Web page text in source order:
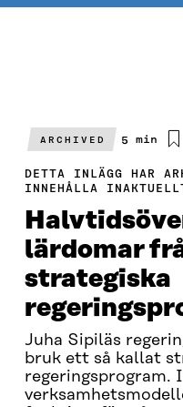
ARCHIVED
Beräknad
5 min
DETTA INLÄGG HAR
INNEHÅLLA
lärdomar
strategiska
Juha Sipiläs
bruk ett så kallat
regeringsprogram.